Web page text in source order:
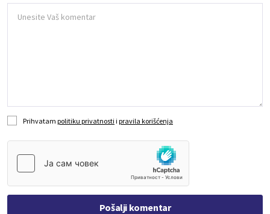
Prihvatam politiku privatnosti i pravila korišćenja
Pošalji komentar